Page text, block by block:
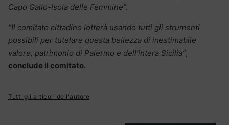
Capo Gallo-Isola delle Femmine”.
“Il comitato cittadino lotterà usando tutti gli strumenti
possibili per tutelare questa bellezza di inestimabile
valore, patrimonio di Palermo e dell’intera Sicilia”,
conclude il comitato.
Tutti gli articoli dell'autore